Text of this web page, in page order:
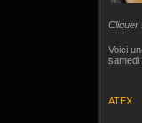
Cliquer
Voici
samedi
ATEX